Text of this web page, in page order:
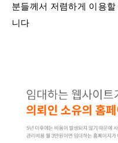
분들께서 저렴하게 이용
니다